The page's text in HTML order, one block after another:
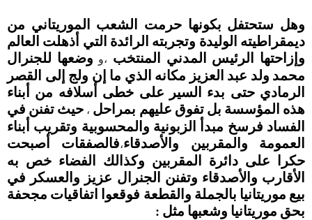
وهل ستحتفل بكونها حرمت الشعب الموريتاني من
ديمقراطيته الوليدة وتجربته الرائدة التي أذهلت العالم
وإزاحتها الرئيس المدني المنتخب ،و وضعها للجنرال
محمد ولد عبد العزيز مكانه الذي ما إن ولج إلى القصر
الرمادي حتى بدء السير على خطى أسلافه من أبناء
هذه المؤسسة بل تفوق عليهم بمراحل ، حيث تفنن في
الفساد فرسخ مبدأ الزبونية والمحسوبية وتقريب أبناء
العمومة والمقربين والأصدقاء،فالصفقات أصبحت
حكرا على دائرة المقربين وكذالك الفضاء خص به
الأقارب والأصدقاء وتفنن الجنرال عزيز والعسكر في
بيع موريتانيا بالجملة والقطعة فوقعوا اتفاقيات مجحفة
بحق موريتانيا وشعبها مثل :